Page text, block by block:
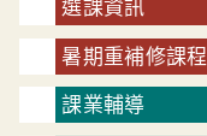
選課資訊
暑期重補修課程
課業輔導